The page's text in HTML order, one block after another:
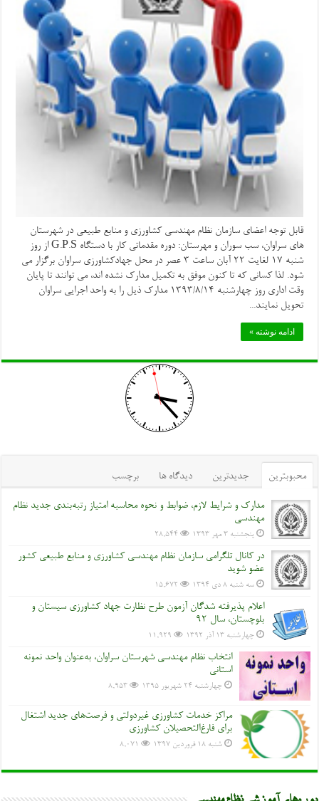
قابل توجه اعضای سازمان نظام مهندسی کشاورزی و منابع طبیعی در شهرستان
های سراوان، سب سوران و مهرستان: دوره مقدماتی کار با دستگاه G.P.S از روز
شنبه 17 لغایت 22 آبان ساعت 3 عصر در محل جهادکشاورزی سراوان برگزار می
شود. لذا کسانی که تا کنون موفق به تکمیل مدارک نشده اند، می توانند تا پایان
وقت اداری روز چهارشنبه 1393/8/14 مدارک ذیل را به واحد اجرایی سراوان
تحویل نمایند...
ادامه نوشته »
محبوبترین جدیدترین دیدگاه ها برچسب
مدارک و شرایط لازم، ضوابط و نحوه محاسبه امتیاز رتبه‌بندی جدید نظام
مهندسی
پنجشنبه ۳ مهر ۱۳۹۳ 28,544
در کانال تلگرامی سازمان نظام مهندسی کشاورزی و منابع طبیعی کشور
عضو شوید
سه شنبه ۸ دی ۱۳۹۴ 15,672
اعلام پذیرفته شدگان آزمون طرح نظارت جهاد کشاورزی سیستان و
بلوچستان، سال 92
چهارشنبه ۱۳ آذر ۱۳۹۲ 11,929
انتخاب نظام مهندسی شهرستان سراوان، به‌عنوان واحد نمونه
استانی
چهارشنبه ۲۴ شهریور ۱۳۹۵ 8,953
مراکز خدمات کشاورزی غیردولتی و فرصت‌های جدید اشتغال
برای فارغ‌التحصیلان کشاورزی
شنبه ۱۸ فروردین ۱۳۹۷ 8,071